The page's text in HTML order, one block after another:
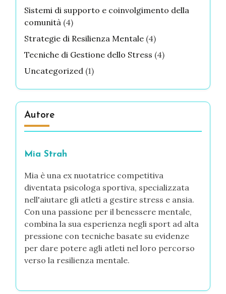
Sistemi di supporto e coinvolgimento della
comunità (4)
Strategie di Resilienza Mentale (4)
Tecniche di Gestione dello Stress (4)
Uncategorized (1)
Autore
Mia Strah
Mia è una ex nuotatrice competitiva
diventata psicologa sportiva, specializzata
nell'aiutare gli atleti a gestire stress e ansia.
Con una passione per il benessere mentale,
combina la sua esperienza negli sport ad alta
pressione con tecniche basate su evidenze
per dare potere agli atleti nel loro percorso
verso la resilienza mentale.